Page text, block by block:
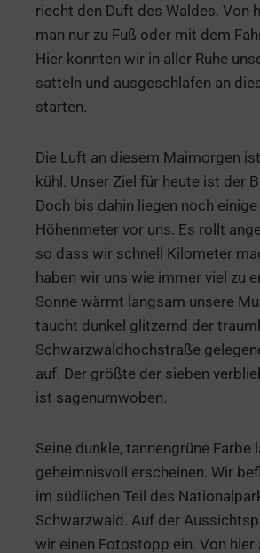
riecht den Duft des Waldes. Von
man nur zu Fuß oder mit dem
Hier konnten wir in aller Ruhe
satteln und ausgeschlafen an
starten.
Die Luft an diesem Maimorgen
kühl. Unser Ziel für heute ist der
Doch bis dahin liegen noch
Höhenmeter vor uns. Es rollt
so dass wir schnell Kilometer
haben wir uns wie immer viel zu
Sonne wärmt langsam unsere
taucht dunkel glitzernd der
Schwarzwaldhochstraße
auf. Der größte der sieben
ist sagenumwoben.
Seine dunkle, tannengrüne Farbe
geheimnisvoll erscheinen. Wir
im südlichen Teil des
Schwarzwald. Auf der
wir einen Fotostopp ein. Von hier